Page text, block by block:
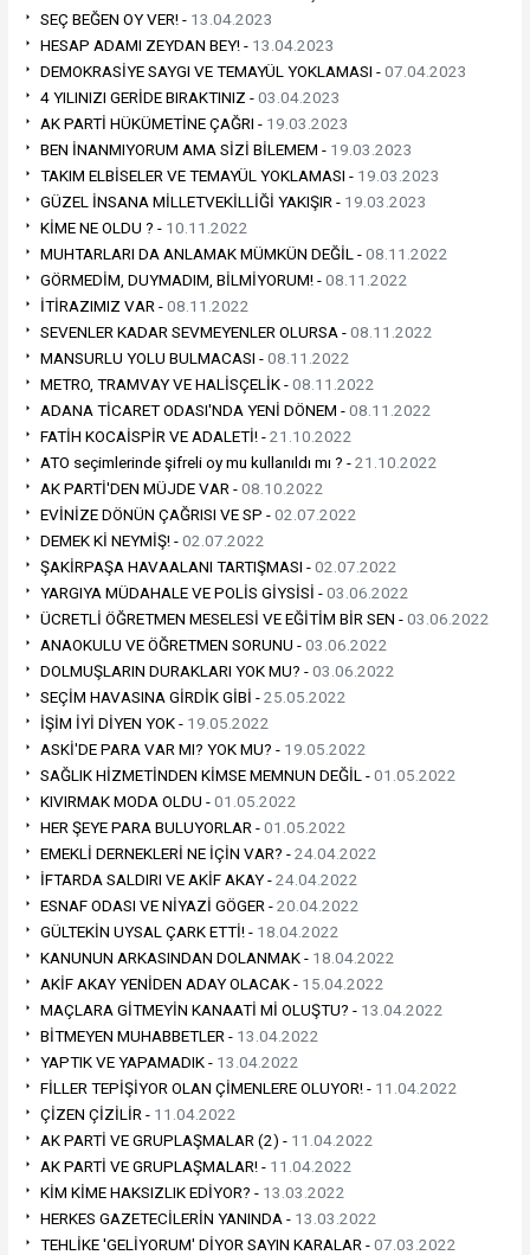
SEÇ BEĞEN OY VER! - 13.04.2023
HESAP ADAMI ZEYDAN BEY! - 13.04.2023
DEMOKRASİYE SAYGI VE TEMAYÜL YOKLAMASI -07.04.2023
4 YILINIZI GERİDE BIRAKTINIZ -03.04.2023
AK PARTİ HÜKÜMETİNE ÇAĞRI - 19.03.2023
BEN İNANMIYORUM AMA SİZİ BİLEMEM - 19.03.2023
TAKIM ELBİSELER VE TEMAYÜL YOKLAMASI - 19.03.2023
GÜZEL İNSANA MİLLETVEKİLLİĞİ YAKIŞIR - 19.03.2023
KİME NE OLDU ? - 10.11.2022
MUHTARLARI DA ANLAMAK MÜMKÜN DEĞİL -08.11.2022
GÖRMEDİM, DUYMADIM, BİLMİYORUM! -08.11.2022
İTİRAZIMIZ VAR -08.11.2022
SEVENLER KADAR SEVMEYENLER OLURSA -08.11.2022
MANSURLU YOLU BULMACASI -08.11.2022
METRO, TRAMVAY VE HALİSÇELİK -08.11.2022
ADANA TİCARET ODASI'NDA YENİ DÖNEM -08.11.2022
FATİH KOCAİSPİR VE ADALETİ! -21.10.2022
ATO seçimlerinde şifreli oy mu kullanıldı mı ? -21.10.2022
AK PARTİ'DEN MÜJDE VAR -08.10.2022
EVİNİZE DÖNÜN ÇAĞRISI VE SP -02.07.2022
DEMEK Kİ NEYMİŞ! -02.07.2022
ŞAKİRPAŞA HAVAALANI TARTIŞMASI -02.07.2022
YARGIYA MÜDAHALE VE POLİS GİYSİSİ -03.06.2022
ÜCRETLİ ÖĞRETMEN MESELESİ VE EĞİTİM BİR SEN -03.06.2022
ANAOKULU VE ÖĞRETMEN SORUNU -03.06.2022
DOLMUŞLARIN DURAKLARI YOK MU? -03.06.2022
SEÇİM HAVASINA GİRDİK GİBİ -25.05.2022
İŞİM İYİ DİYEN YOK - 19.05.2022
ASKİ'DE PARA VAR MI? YOK MU? - 19.05.2022
SAĞLIK HİZMETİNDEN KİMSE MEMNUN DEĞİL -01.05.2022
KIVIRMAK MODA OLDU -01.05.2022
HER ŞEYE PARA BULUYORLAR -01.05.2022
EMEKLİ DERNEKLERİ NE İÇİN VAR? -24.04.2022
İFTARDA SALDIRI VE AKİF AKAY -24.04.2022
ESNAF ODASI VE NİYAZİ GÖGER -20.04.2022
GÜLTEKİN UYSAL ÇARK ETTİ! - 18.04.2022
KANUNUN ARKASINDAN DOLANMAK - 18.04.2022
AKİF AKAY YENİDEN ADAY OLACAK - 15.04.2022
MAÇLARA GİTMEYİN KANAATİ Mİ OLUŞTU? - 13.04.2022
BİTMEYEN MUHABBETLER - 13.04.2022
YAPTIK VE YAPAMADIK - 13.04.2022
FİLLER TEPİŞİYOR OLAN ÇİMENLERE OLUYOR! - 11.04.2022
ÇİZEN ÇİZİLİR - 11.04.2022
AK PARTİ VE GRUPLAŞMALAR (2) - 11.04.2022
AK PARTİ VE GRUPLAŞMALAR! - 11.04.2022
KİM KİME HAKSIZLIK EDİYOR? - 13.03.2022
HERKES GAZETECİLERİN YANINDA - 13.03.2022
TEHLİKE 'GELİYORUM' DİYOR SAYIN KARALAR -07.03.2022